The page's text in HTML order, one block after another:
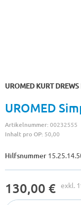
UROMED KURT DREWS
UROMED
Artikelnummer:00232555
Inhalt pro OP: 50,00
Hilfsnummer
130,00 € exkl.